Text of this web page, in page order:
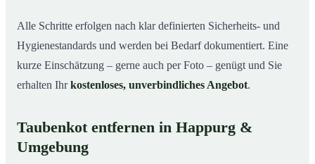
Alle Schritte erfolgen nach klar definierten Sicherheits- und
Hygienestandards und werden bei Bedarf dokumentiert. Eine
kurze Einschätzung – gerne auch per Foto – genügt und Sie
erhalten Ihrkostenloses, unverbindliches Angebot.
Taubenkot entfernen in Happurg &
Umgebung